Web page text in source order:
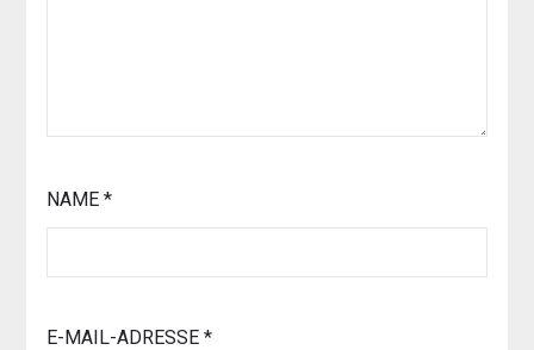
NAME *
E-MAIL-ADRESSE *